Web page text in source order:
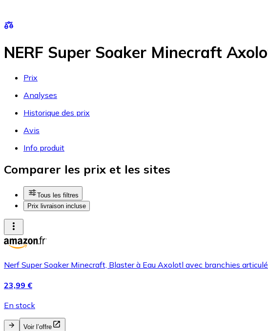
NERF Super Soaker Minecraft
Prix
Analyses
Historique des prix
Avis
Info produit
Comparer les prix et les sites
Tous les filtres
Prix livraison incluse
Nerf Super Soaker Minecraft, Blaster à Eau Axolotl avec branchies
23,99 €
En stock
Voir l’offre